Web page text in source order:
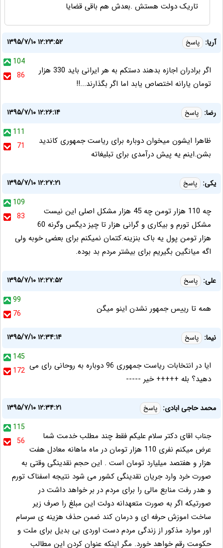
تاریک دولت هستش .بعدش هم باقی قضایا
آریا: پاسخ
۱۳۹۵/۷/۱۰ ۱۲:۲۳:۵۲
104
86
اگر برادران اجازه بدهند دستکم به هر ایرانی باید 330 هزار
تومان یارانه اختصاص یابد اما اگر بگذارند...!!
رضا: پاسخ
۱۳۹۵/۷/۱۰ ۱۲:۲۶:۱۴
111
71
ظاهرا ایشون میخوان دوباره برای ریاست جمهوری کاندید
بشن.اینم یه پیش درآمدی برای تبلیغاته
یکی: پاسخ
۱۳۹۵/۷/۱۰ ۱۲:۲۷:۲۱
109
83
چه 110 هزار تومن چه 45 هزار مشکل اصلی این نیست
مشکل تورم و بیکاری و گرانی هزار تا چیز دیگس وگرنه 60
هزار تومن پول یه باک بنزینه.کتمان نمیکنم برای بعضی خوبه ولی
اگه میانگین بگیریم برای بیشتر مردم بد بوده.
علی: پاسخ
۱۳۹۵/۷/۱۰ ۱۲:۲۷:۵۲
99
76
همه تا رییس جمهور نشدن اینو میگن
نیما: پاسخ
۱۳۹۵/۷/۱۰ ۱۲:۳۴:۱۴
145
172 ایا در انتخابات ریاست جمهوری 96 دوباره به روحانی رای می
دهید؟ بله +++++ خیر -----
محمد حاجی ابادی: پاسخ
۱۳۹۵/۷/۱۰ ۱۲:۳۴:۲۱
115
56
جناب اقای دکتر سلام علیکم فقط چند مطلب خدمت شما
عرض میکنم نفری 110 هزار تومان در ماه ماهانه معادل هفت
هزار و هفتصد میلیارد تومان است . این حجم نقدینگی وقتی به
صورت خرد وارد جریان نقدینگی کشور می شود نتیجه اسفناک تورم
و هدر رفت منابع مالی را برای مردم در بر خواهد داشت در
صورتیکه اگر به صورت متعهدانه دولت این مبلغ را صرف زیر
ساخت اموزش حرفه ای و درمان کند ضمن حذف هزینه ی سرسام
اور موارد مذکور از زندگی مردم دست اوردی بی بدیل برای ملت و
حکومت رقم خواهد خورد. مگر اینکه عنوان کردن این مطالب